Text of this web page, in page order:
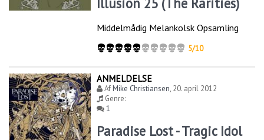
Middelmådig Melankolsk Opsamling
5/10
ANMELDELSE
AfMike Christiansen, 20. april 2012
Genre:
1
Paradise Lost - Tragic Idol